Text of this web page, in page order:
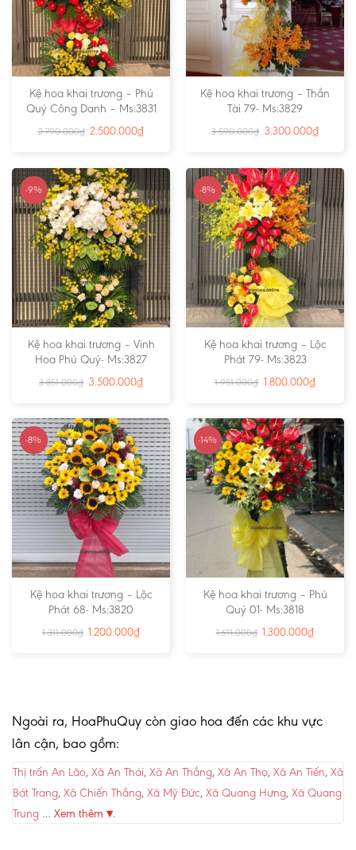
Kệ hoa khai trương – Phú
Quý Công Danh – Ms:3831
2.790.000₫ 2.500.000₫
Kệ hoa khai trương – Thần
Tài 79- Ms:3829
3.590.000₫ 3.300.000₫
-9%
Kệ hoa khai trương – Vinh
Hoa Phú Quý- Ms:3827
3.851.000₫ 3.500.000₫
-8%
Kệ hoa khai trương – Lộc
Phát 79- Ms:3823
1.951.000₫ 1.800.000₫
-8%
Kệ hoa khai trương – Lộc
Phát 68- Ms:3820
1.311.000₫ 1.200.000₫
-14%
Kệ hoa khai trương – Phú
Quý 01- Ms:3818
1.511.000₫ 1.300.000₫
Ngoài ra, HoaPhuQuy còn giao hoa đến các khu vực
lân cận, bao gồm:
Thị trấn An Lão, Xã An Thái, Xã An Thắng, Xã An Thọ, Xã An Tiến, Xã
Bát Trang, Xã Chiến Thắng, Xã Mỹ Đức, Xã Quang Hưng, Xã Quang
Trung … Xem thêm ▾.